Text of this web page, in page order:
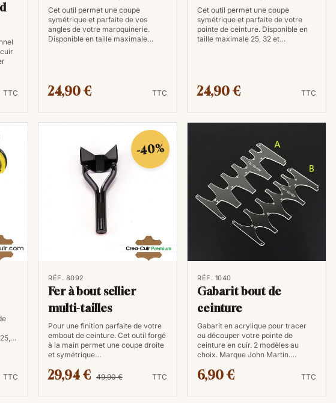
TTC
Cet outil permet une coupe
symétrique et parfaite de vos
angles de votre maroquinerie.
Disponible en taille maximale…
24,90 € TTC
Cet outil permet une coupe
symétrique et parfaite de votre
pointe de ceinture. Disponible en
taille maximale 25, 32 et…
24,90 € TTC
TTC
-40%
RÉF. 8092
Fer à bout sellier
multi-tailles
Pour une finition parfaite de votre
embout de ceinture. Cet outil forgé
à la main permet une coupe droite
et symétrique…
29,94 € 49,90 € TTC
RÉF. 1040
Gabarit bout de
ceinture
Gabarit en acrylique pour tracer
ou découper votre pointe de
ceinture en cuir. 2 modèles au
choix. Marque John Martin.…
6,90 € TTC